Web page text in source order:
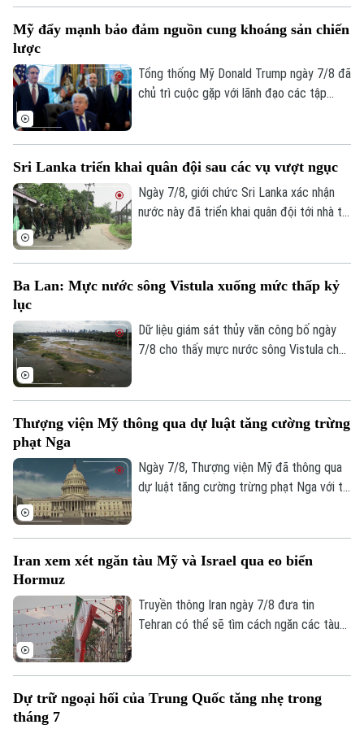
An ninh trật tự
Công nghệ
Ẩm thực
Quân sự
Hồ sơ
Người Việt 4 phương
Tin tức
Cafe sáng
Tài chính Ngân hàng
Doanh nghiệp
Nhà đất
Tin tức
Đầu tư
Đất đai
Kinh nghiệm
Tàu và Xe
Ô tô
Tàu
Xe máy
Thị trường
Đánh giá
Giáo dục
Tin tức
Tuyển sinh
Hướng nghiệp
Văn hóa
Tin tức
Sức khỏe
Dinh dưỡng
Tư vấn sức khỏe
Quần vợt
Golf
Giải trí
Tin tức
Sao
Điện ảnh
Thời trang
Âm nhạc
Đã phát sóng
được siết chặt, đánh dấu một dấu mốc
này.
Mỹ đẩy mạnh bảo đảm nguồn cung khoáng sản chiến
lược
Tổng thống Mỹ Donald Trump ngày 7/8 đã
chủ trì cuộc gặp với lãnh đạo các tập
phục vụ quốc phòng và giảm phụ thuộc
vào chuỗi cung ứng từ Trung Quốc.
Sri Lanka triển khai quân đội sau các vụ vượt ngục
Ngày 7/8, giới chức Sri Lanka xác nhận
nước này đã triển khai quân đội tới nhà tù
thương.
Ba Lan: Mực nước sông Vistula xuống mức thấp kỷ
lục
Dữ liệu giám sát thủy văn công bố ngày
7/8 cho thấy mực nước sông Vistula chảy
Thượng viện Mỹ thông qua dự luật tăng cường trừng
phạt Nga
Ngày 7/8, Thượng viện Mỹ đã thông qua
dự luật tăng cường trừng phạt Nga với tỷ
Iran xem xét ngăn tàu Mỹ và Israel qua eo biển
Hormuz
Truyền thông Iran ngày 7/8 đưa tin
Tehran có thể sẽ tìm cách ngăn các tàu
lược này cho hoạt động thương mại.
Dự trữ ngoại hối của Trung Quốc tăng nhẹ trong
tháng 7